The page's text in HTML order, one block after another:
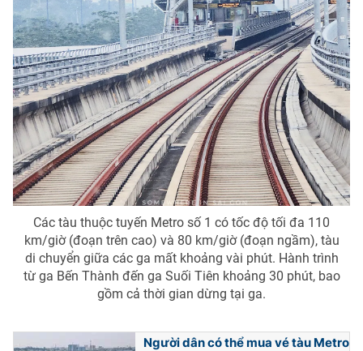
Các tàu thuộc tuyến Metro số 1 có tốc độ tối đa 110
km/giờ (đoạn trên cao) và 80 km/giờ (đoạn ngầm), tàu
di chuyển giữa các ga mất khoảng vài phút. Hành trình
từ ga Bến Thành đến ga Suối Tiên khoảng 30 phút, bao
gồm cả thời gian dừng tại ga.
Người dân có thể mua vé tàu Metro